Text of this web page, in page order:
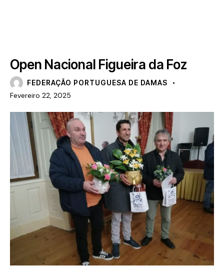
Open Nacional Figueira da Foz
FEDERAÇÃO PORTUGUESA DE DAMAS
Fevereiro 22, 2025